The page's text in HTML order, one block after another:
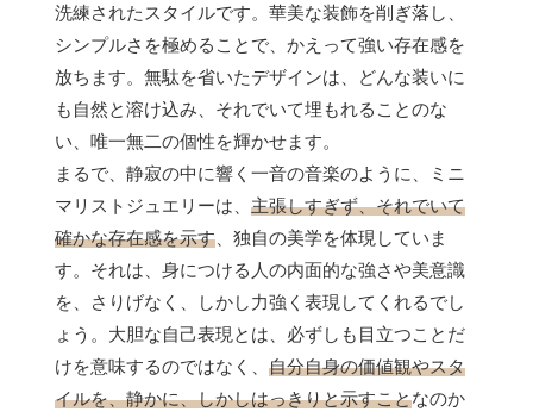
洗練されたスタイルです。華美な装飾を削ぎ落し、
シンプルさを極めることで、かえって強い存在感を
放ちます。無駄を省いたデザインは、どんな装いに
も自然と溶け込み、それでいて埋もれることのな
い、唯一無二の個性を輝かせます。
まるで、静寂の中に響く一音の音楽のように、ミニ
マリストジュエリーは、 主張しすぎず、それでいて
確かな存在感を示す 、独自の美学を体現していま
す。それは、身につける人の内面的な強さや美意識
を、さりげなく、しかし力強く表現してくれるでし
ょう。大胆な自己表現とは、必ずしも目立つことだ
けを意味するのではなく、 自分自身の価値観やスタ
イルを、静かに、しかしはっきりと示すことなのか